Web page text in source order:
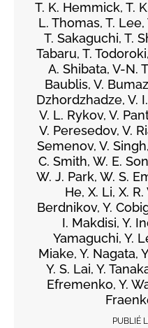
T. K. Hemmick, T.
L. Thomas, T.
T. Sakaguchi, T.
Tabaru, T.
A. Shibata, V-N.
Baublis, V.
Dzhordzhadze, V.
V. L. Rykov, V.
V. Peresedov, V.
Semenov, V.
C. Smith, W. E.
W. J. Park, W. S.
He, X. Li, X.
Berdnikov, Y.
I. Makdisi, Y.
Yamaguchi, Y.
Miake, Y. Nagata,
Y. S. Lai, Y.
Efremenko, Y.
PUBLIÉ